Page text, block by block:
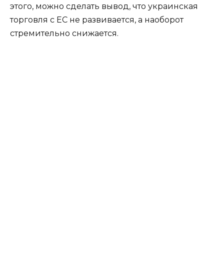
этого, можно сделать вывод, что украинская
торговля с ЕС не развивается, а наоборот
стремительно снижается.